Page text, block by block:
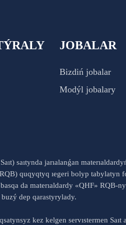
JOBALAR
Bizdiń jobalar
Modýl jobalary
saıtynda jarıalanǵan
quqyqtyq ıegeri bolyp tabylatyn
da materıaldardy «QHF» RQB-
dep qarastyrylady.
kez kelgen servıstermen